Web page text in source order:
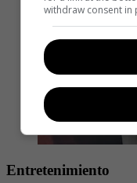
Entretenimiento
withdraw consent in